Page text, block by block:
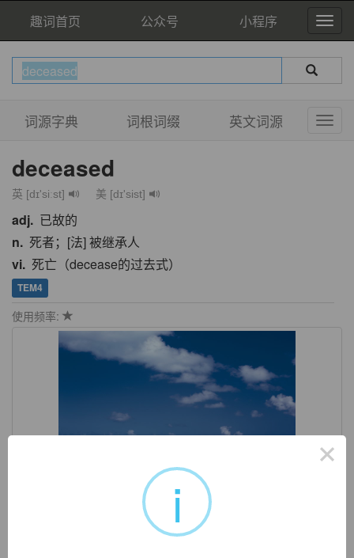
趣词首页 公众号 小程序
词源字典 词根词缀 英文词源
deceased
英 [dɪ'siːst] 美 [dɪ'sist]
adj. 已故的
n. 死者；[法] 被继承人
vi. 死亡（decease的过去式）
TEM4
使用频率:
/ 3
×
i